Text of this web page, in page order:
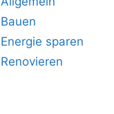
Bauen
Energie sparen
Renovieren